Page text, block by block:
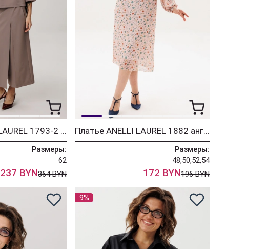
Костюм ANELLI LAUREL 1793-2 пустынная гладь
Размеры:
62
237 BYN364 BYN
Платье ANELLI LAUREL 1882 английский сад
Размеры:
48,50,52,54
172 BYN196 BYN
9%